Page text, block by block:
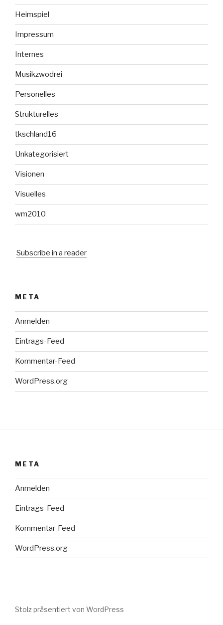
Heimspiel
Impressum
Internes
Musikzwodrei
Personelles
Strukturelles
tkschland16
Unkategorisiert
Visionen
Visuelles
wm2010
Subscribe in a reader
META
Anmelden
Eintrags-Feed
Kommentar-Feed
WordPress.org
META
Anmelden
Eintrags-Feed
Kommentar-Feed
WordPress.org
Stolz präsentiert von WordPress